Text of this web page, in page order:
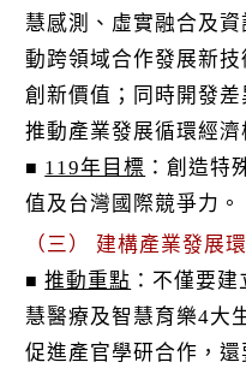
慧感測、虛實融合及
動跨領域合作發展新
創新價值；同時開發差
推動產業發展循環經濟
■ 119年目標 ：創造特
值及台灣國際競爭力。
（三） 建構產業發展
■推動重點 ：不僅要
慧醫療及智慧育樂4大
促進產官學研合作，